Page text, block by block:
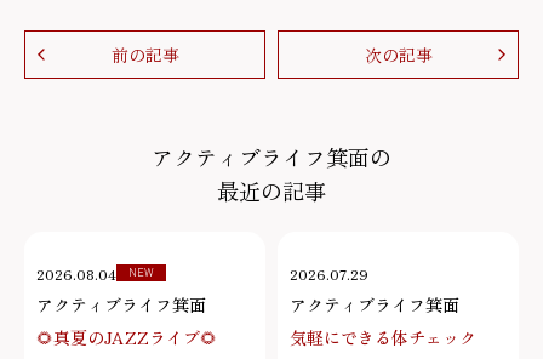
前の記事 次の記事
アクティブライフ箕面の
最近の記事
2026.08.04 NEW
アクティブライフ箕面
🌻真夏のJAZZライブ🌻
2026.07.29
アクティブライフ箕面
気軽にできる体チェック